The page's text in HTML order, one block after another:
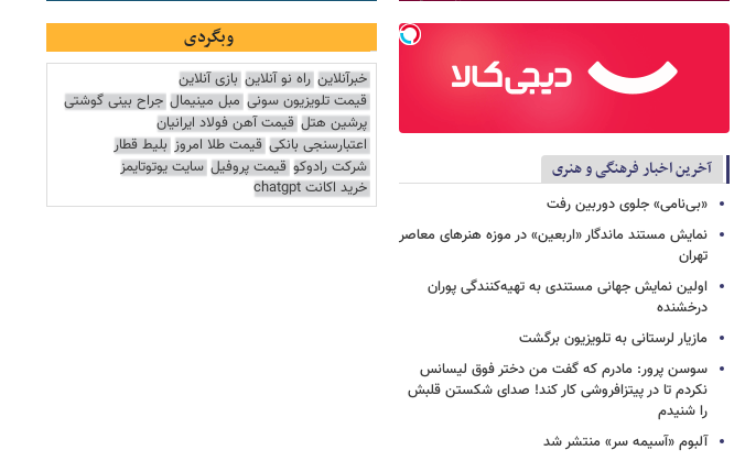
آخرین اخبار فرهنگی و هنری
«بی‌نامی» جلوی دوربین رفت
نمایش مستند ماندگار «اربعین» در موزه هنرهای معاصر
تهران
اولین نمایش جهانی مستندی به تهیه‌کنندگی پوران
درخشنده
مازیار لرستانی به تلویزیون برگشت
سوسن پرور: مادرم که گفت من دختر فوق‌ لیسانس
نکردم تا در پیتزافروشی کار کند! صدای شکستن قلبش
را شنیدم
آلبوم «آسیمه سر» منتشر شد
وبگردی
خبرآنلاین راه نو آنلاین بازی آنلاین
قیمت تلویزیون سونی مبل مینیمال جراح بینی گوشتی
پرشین هتل قیمت آهن فولاد ایرانیان
اعتبارسنجی بانکی قیمت طلا امروز بلیط قطار
شرکت رادوکو قیمت پروفیل سایت یوتوتایمز
خرید اکانت chatgpt